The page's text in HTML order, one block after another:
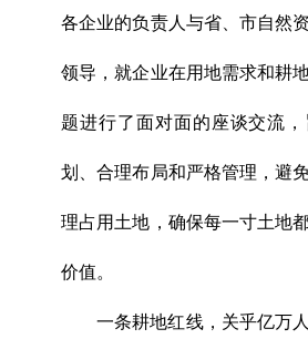
各企业的负责人与省、市自然
领导，就企业在用地需求和耕
题进行了面对面的座谈交流
划、合理布局和严格管理，避
理占用土地，确保每一寸土地
价值。
一条耕地红线，关乎亿万